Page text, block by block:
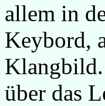
allem in
Keybord,
über das